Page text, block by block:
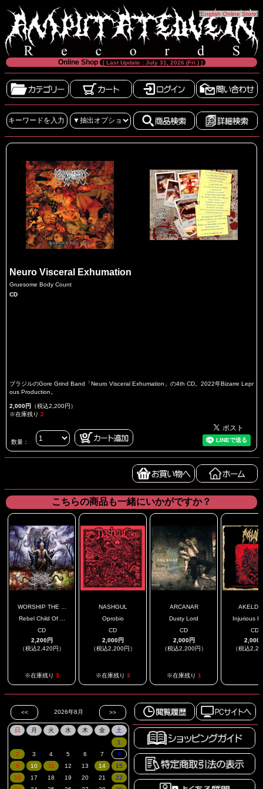
[English Online Store]
Online Shop [ Last Update : July 31, 2026 (Fri.) ]
Neuro Visceral Exhumation
Gruesome Body Count
CD
ブラジルのGore Grind Band「Neuro Visceral Exhumation」の4th CD。2022年Bizarre Lepr
ous Production。
2,000円 （税込2,200円）
※在庫残り 2
数量：
こちらの商品も一緒にいかがですか？
WORSHIP THE ...
Rebel Child Of ...
CD
2,200円
（税込2,420円）
※在庫残り 3
NASHGUL
Oprobio
CD
2,000円
（税込2,200円）
※在庫残り 3
ARCANAR
Dusty Lord
CD
2,000円
（税込2,200円）
※在庫残り 1
Injurious
CD
2,000
（税込